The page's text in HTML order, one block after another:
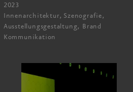
2023
Innen­architektur, Szenografie,
Ausstellungs­gestaltung, Brand
Kommunikation